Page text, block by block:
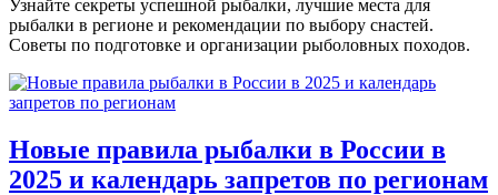
Узнайте секреты успешной рыбалки, лучшие места для
рыбалки в регионе и рекомендации по выбору снастей.
Советы по подготовке и организации рыболовных походов.
Новые правила рыбалки в России в
2025 и календарь запретов по регионам